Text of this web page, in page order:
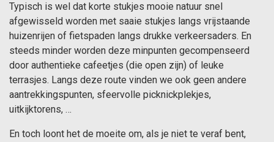
Typisch is wel dat korte stukjes mooie natuur snel
afgewisseld worden met saaie stukjes langs vrijstaande
huizenrijen of fietspaden langs drukke verkeersaders. En
steeds minder worden deze minpunten gecompenseerd
door authentieke cafeetjes (die open zijn) of leuke
terrasjes. Langs deze route vinden we ook geen andere
aantrekkingspunten, sfeervolle picknickplekjes,
uitkijktorens, …
En toch loont het de moeite om, als je niet te veraf bent,